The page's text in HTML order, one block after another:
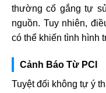
thường cố gắng tự
nguồn. Tuy nhiên,
có thể khiến tình hình
Cảnh Báo Từ PCI
Tuyệt đối không tự ý